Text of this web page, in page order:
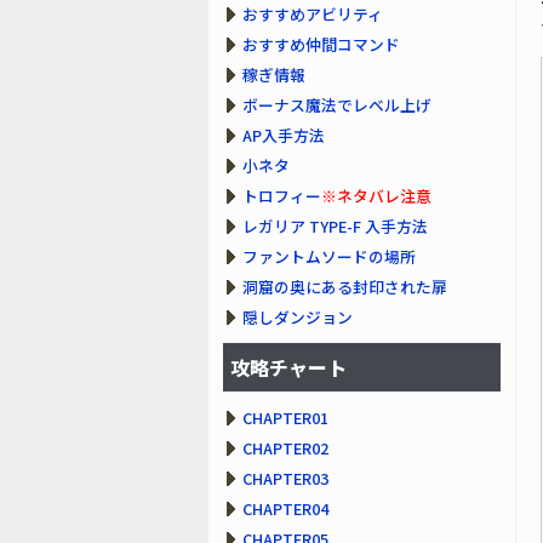
おすすめアビリティ
おすすめ仲間コマンド
稼ぎ情報
ボーナス魔法でレベル上げ
AP入手方法
小ネタ
トロフィー※ネタバレ注意
レガリア TYPE-F 入手方法
ファントムソードの場所
洞窟の奥にある封印された扉
隠しダンジョン
攻略チャート
CHAPTER01
CHAPTER02
CHAPTER03
CHAPTER04